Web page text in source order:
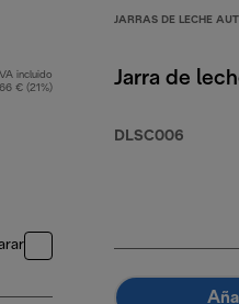
incluido
€ (21%)
JARRAS DE LECHE
Jarra de
DLSC006